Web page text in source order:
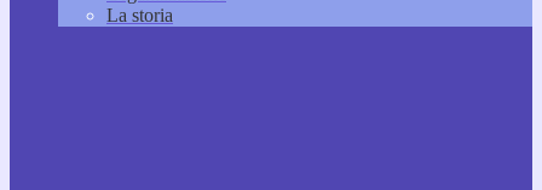
La storia